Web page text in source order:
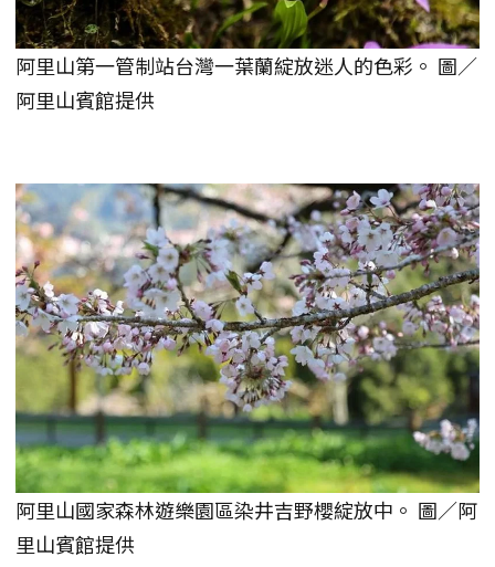
阿里山第一管制站台灣一葉蘭綻放迷人的色彩。 圖／
阿里山賓館提供
阿里山國家森林遊樂園區染井吉野櫻綻放中。 圖／阿
里山賓館提供